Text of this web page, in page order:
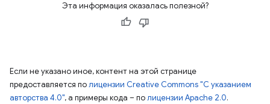
Эта информация оказалась полезной?
Если не указано иное, контент на этой странице
предоставляется полицензии Creative Commons "С указанием
авторства 4.0", а примеры кода – полицензии Apache 2.0.